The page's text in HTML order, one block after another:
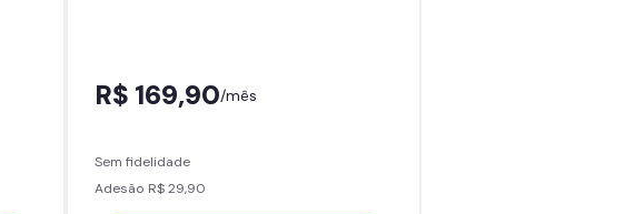
R$ 169,90/mês
Sem fidelidade
Adesão R$ 29,90